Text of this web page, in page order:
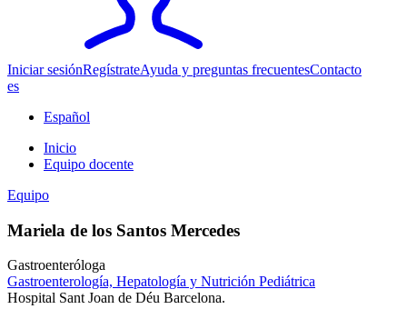
Iniciar sesiónRegístrateAyuda y preguntas frecuentesContacto
es
Español
Inicio
Equipo docente
Equipo
Mariela de los Santos Mercedes
Gastroenteróloga
Gastroenterología, Hepatología y Nutrición Pediátrica
Hospital Sant Joan de Déu Barcelona.